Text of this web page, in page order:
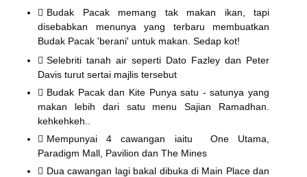
Budak Pacak memang tak makan ikan, tapi
disebabkan menunya yang terbaru membuatkan
Budak Pacak 'berani' untuk makan. Sedap kot!
Selebriti tanah air seperti Dato Fazley dan Peter
Davis turut sertai majlis tersebut
Budak Pacak dan Kite Punya satu - satunya yang
makan lebih dari satu menu Sajian Ramadhan.
kehkehkeh..
Mempunyai 4 cawangan iaitu
One Utama,
Paradigm Mall, Pavilion dan The Mines
Dua cawangan lagi bakal dibuka di Main Place dan